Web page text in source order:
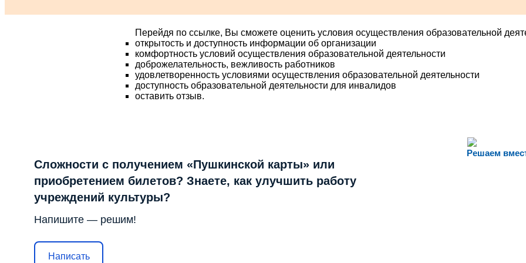
Перейдя по ссылке, Вы сможете оценить условия осуществления образовательной
открытость и доступность информации об организации
комфортность условий осуществления образовательной деятельности
доброжелательность, вежливость работников
удовлетворенность условиями осуществления образовательной деятельности
доступность образовательной деятельности для инвалидов
оставить отзыв.
Решаем
Сложности с получением «Пушкинской карты» или
приобретением билетов? Знаете, как улучшить работу
учреждений культуры?
Напишите — решим!
Написать